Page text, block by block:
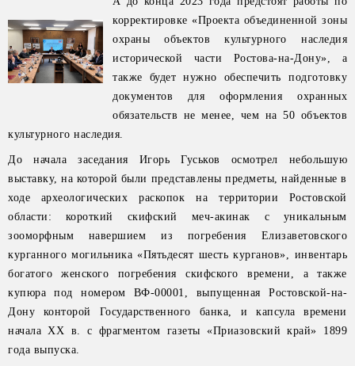
корректировке «Проекта объединенной зоны
охраны объектов культурного наследия
исторической части Ростова-на-Дону», а
также будет нужно обеспечить подготовку
документов для оформления охранных
обязательств не менее, чем на 50 объектов
культурного наследия.
До начала заседания Игорь Гуськов осмотрел небольшую
выставку, на которой были представлены предметы, найденные в
ходе археологических раскопок на территории Ростовской
области: короткий скифский меч-акинак с уникальным
зооморфным навершием из погребения Елизаветовского
курганного могильника «Пятьдесят шесть курганов», инвентарь
богатого женского погребения скифского времени, а также
купюра под номером ВФ-00001, выпущенная Ростовской-на-
Дону конторой Государственного банка, и капсула времени
начала XX в. с фрагментом газеты «Приазовский край» 1899
года выпуска.